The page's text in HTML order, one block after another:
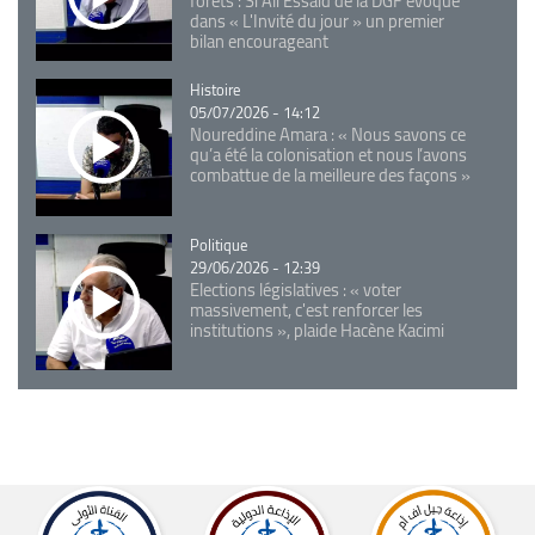
dans « L'Invité du jour » un premier
bilan encourageant
Catégorie
Histoire
05/07/2026 - 14:12
Noureddine Amara : « Nous savons ce
qu’a été la colonisation et nous l’avons
combattue de la meilleure des façons »
Catégorie
Politique
29/06/2026 - 12:39
Elections législatives : « voter
massivement, c'est renforcer les
institutions », plaide Hacène Kacimi